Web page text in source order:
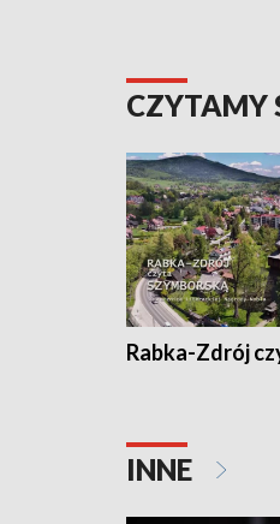
CZYTAMY
Rabka-Zdrój
INNE